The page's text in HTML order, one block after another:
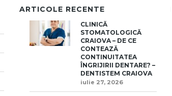
ARTICOLE RECENTE
CLINICĂ
STOMATOLOGICĂ
CRAIOVA – DE CE
CONTEAZĂ
CONTINUITATEA
ÎNGRIJIRII DENTARE? –
DENTISTEM CRAIOVA
iulie 27, 2026